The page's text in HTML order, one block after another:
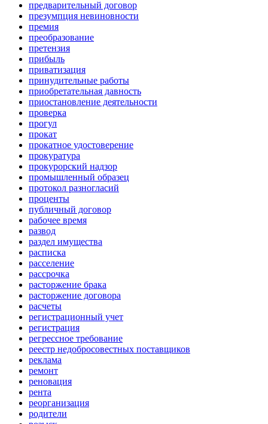
предварительный договор
презумпция невиновности
премия
преобразование
претензия
прибыль
приватизация
принудительные работы
приобретательная давность
приостановление деятельности
проверка
прогул
прокат
прокатное удостоверение
прокуратура
прокурорский надзор
промышленный образец
протокол разногласий
проценты
публичный договор
рабочее время
развод
раздел имущества
расписка
расселение
рассрочка
расторжение брака
расторжение договора
расчеты
регистрационный учет
регистрация
регрессное требование
реестр недобросовестных поставщиков
реклама
ремонт
реновация
рента
реорганизация
родители